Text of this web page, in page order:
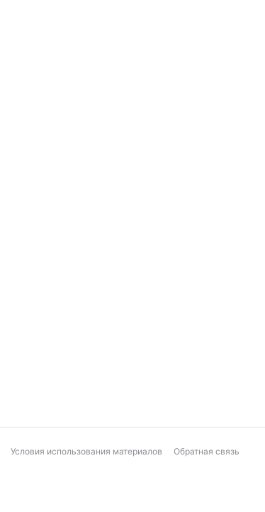
Условия использования материалов Обратная связь